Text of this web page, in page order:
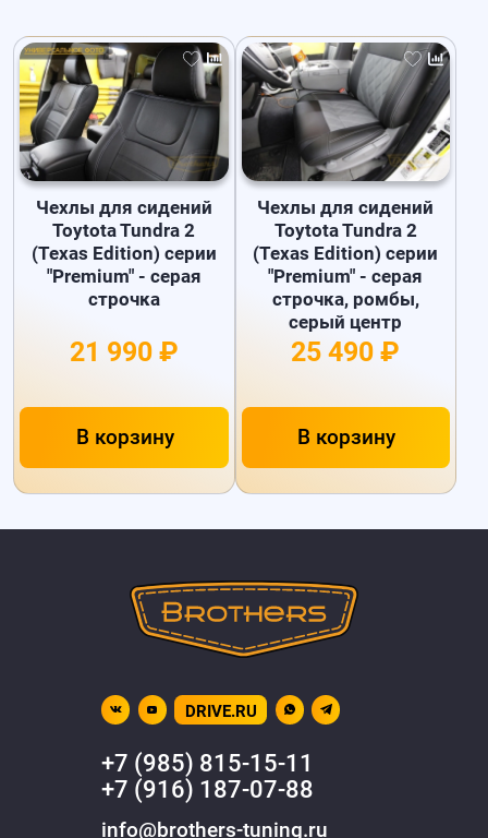
Чехлы для сидений
Toytota Tundra 2
(Texas Edition) серии
"Premium" - серая
строчка
21 990 ₽
В корзину
Чехлы для сидений
Toytota Tundra 2
(Texas Edition) серии
"Premium" - серая
строчка, ромбы,
серый центр
25 490 ₽
В корзину
DRIVE.RU
+7 (985) 815-15-11
+7 (916) 187-07-88
info@brothers-tuning.ru